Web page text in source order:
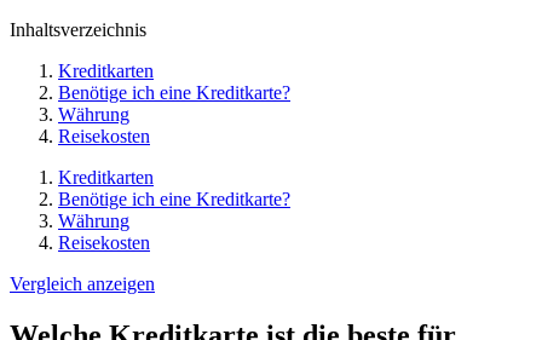
Inhaltsverzeichnis
Kreditkarten
Benötige ich eine Kreditkarte?
Währung
Reisekosten
Kreditkarten
Benötige ich eine Kreditkarte?
Währung
Reisekosten
Vergleich anzeigen